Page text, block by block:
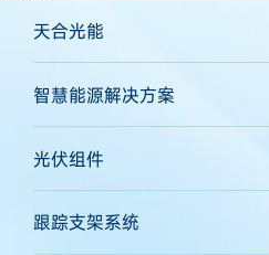
天合光能
智慧能源解决方案
光伏组件
跟踪支架系统